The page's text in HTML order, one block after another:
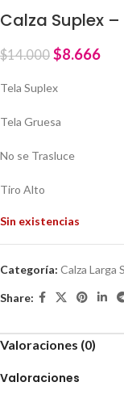
Calza Suplex –
$14.000 $8.666
Tela Suplex
Tela Gruesa
No se Trasluce
Tiro Alto
Sin existencias
Categoría: Calza Larga
Share:
Valoraciones (0)
Valoraciones